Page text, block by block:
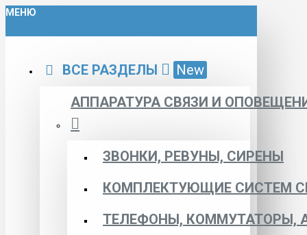
МЕНЮ
ВСЕ РАЗДЕЛЫ
New
АППАРАТУРА СВЯЗИ И
ЗВОНКИ, РЕВУНЫ, СИРЕНЫ
КОМПЛЕКТУЮЩИЕ СИСТЕМ
ТЕЛЕФОНЫ, КОММУТАТОРЫ,